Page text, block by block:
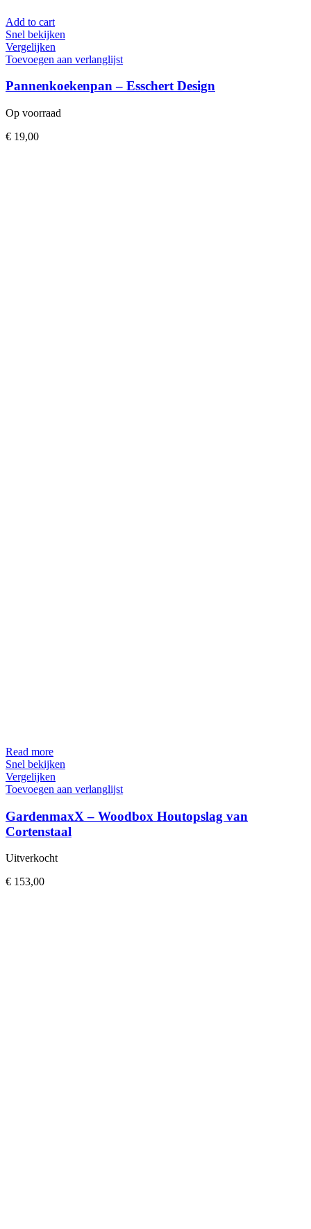
Add to cart
Snel bekijken
Vergelijken
Toevoegen aan verlanglijst
Pannenkoekenpan – Esschert Design
Op voorraad
€ 19,00
Read more
Snel bekijken
Vergelijken
Toevoegen aan verlanglijst
GardenmaxX – Woodbox Houtopslag van
Cortenstaal
Uitverkocht
€ 153,00